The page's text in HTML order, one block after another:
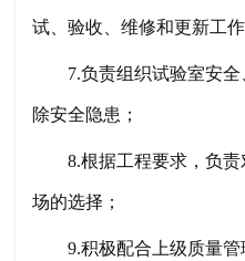
试、验收、维修和更新工作
7.负责组织试验室安
除安全隐患；
8.根据工程要求，负
场的选择；
9.积极配合上级质量